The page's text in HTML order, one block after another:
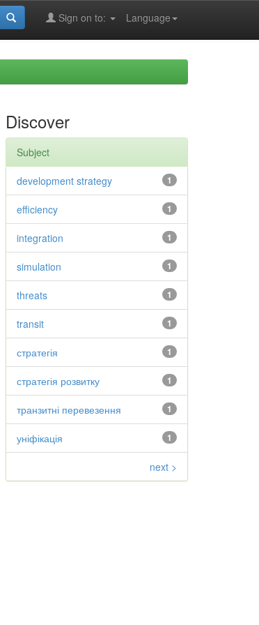
Language
Sign on to:
Discover
Subject
1
development strategy
1
efficiency
1
integration
1
simulation
1
threats
1
transit
1
стратегія
1
стратегія розвитку
1
транзитні перевезення
1
уніфікація
next >